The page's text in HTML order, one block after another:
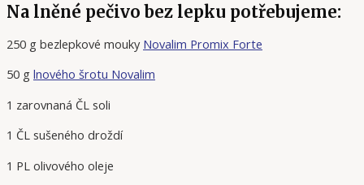
Na lněné pečivo bez lepku potřebujeme:
250 g bezlepkové mouky Novalim Promix Forte
50 g lnového šrotu Novalim
1 zarovnaná ČL soli
1 ČL sušeného droždí
1 PL olivového oleje